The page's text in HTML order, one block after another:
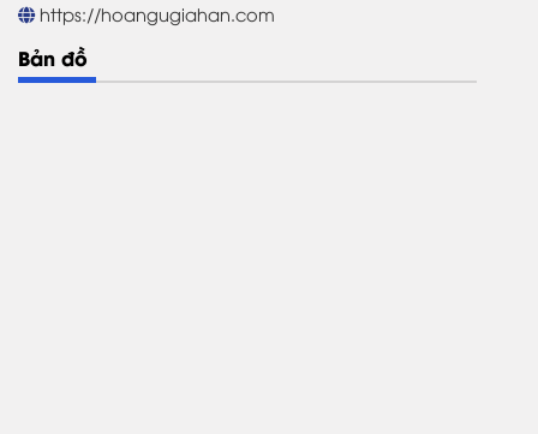
https://hoangugiahan.com
Bản đồ